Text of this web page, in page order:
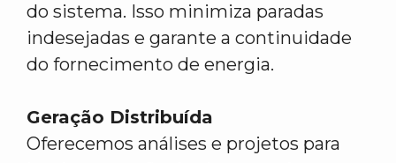
do sistema. Isso minimiza paradas
indesejadas e garante a continuidade
do fornecimento de energia.
Geração Distribuída
Oferecemos análises e projetos para